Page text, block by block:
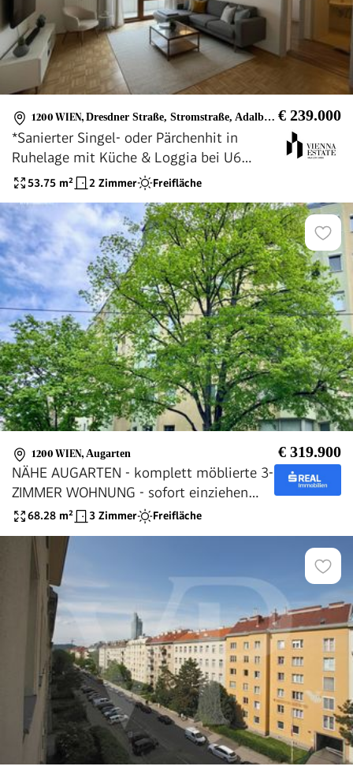
1200 WIEN, Dresdner Straße, Stromstraße, Adalbert-Stifter-Straße, Höchststädtplatz € 239.000
*Sanierter Singel- oder Pärchenhit in
Ruhelage mit Küche & Loggia bei U6
Dresdner Straße* Ab sofort verfügbar*
53.75 m² 2 Zimmer Freifläche
1200 WIEN, Augarten € 319.900
NÄHE AUGARTEN - komplett möblierte 3-
ZIMMER WOHNUNG - sofort einziehen
und wohlfühlen!
68.28 m² 3 Zimmer Freifläche